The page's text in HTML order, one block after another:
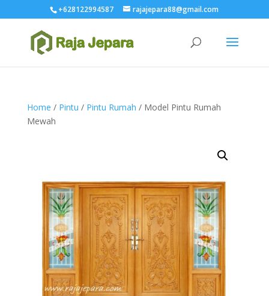
+628122994587 rajajepara88@gmail.com
Home / Pintu / Pintu Rumah / Model Pintu Rumah
Mewah